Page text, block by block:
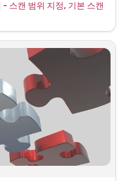
위 지정
할 수 있다. 명시된 패키지를
링 빈을 등록 하게 된다.
처럼 여러 시작 위
스캔 범위 지정, 기본 스캔